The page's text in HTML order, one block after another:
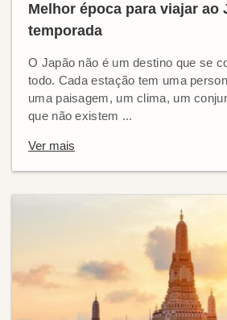
Melhor época para viajar ao
temporada
O Japão não é um destino que se
todo. Cada estação tem uma
uma paisagem, um clima, um
que não existem ...
Ver mais